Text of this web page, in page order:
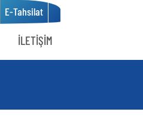
E-Tahsilat
İLETİŞİM